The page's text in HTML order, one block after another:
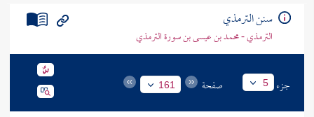
سنن الترمذي
الترمذي - محمد بن عيسى بن سورة الترمذي
جزء 5 صفحة 161